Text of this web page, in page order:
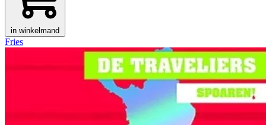
in winkelmand
Fries